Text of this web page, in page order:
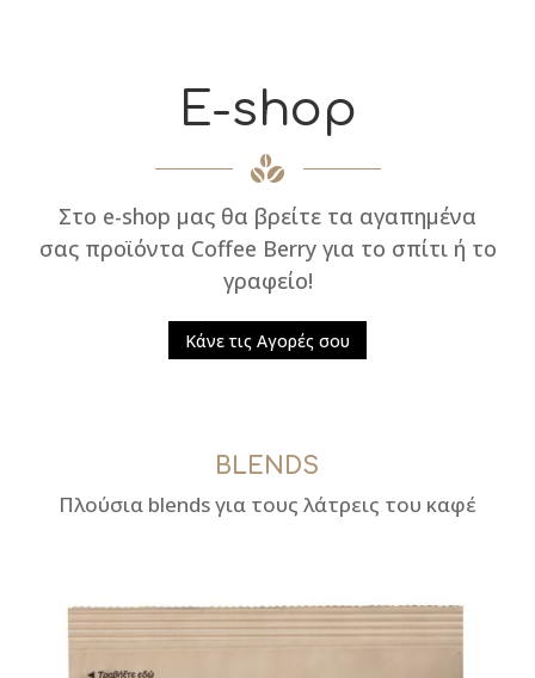
E-shop
Στο e-shop μας θα βρείτε τα αγαπημένα
σας προϊόντα Coffee Berry για το σπίτι ή το
γραφείο!
Κάνε τις Αγορές σου
BLENDS
Πλούσια blendsγια τους λάτρεις του καφέ